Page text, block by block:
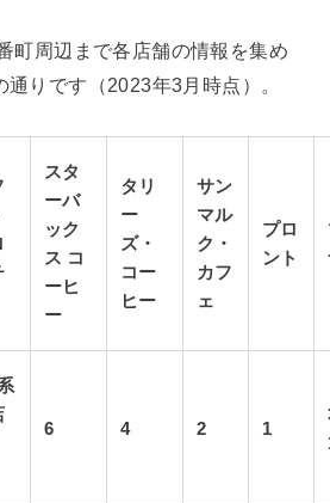
町周辺まで各店舗の情報を集め
りです（2023年3月時点）。
スタ
ーバ
ック
ス コ
ーヒ
ー
タリ
ー
ズ・
コー
ヒー
サン
マル
ク・
カフ
ェ
プロ
ント
6 4 2 1